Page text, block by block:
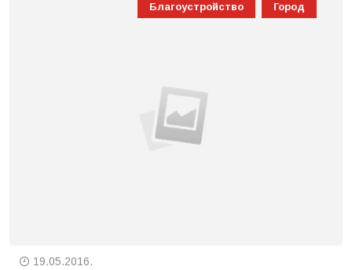
Благоустройство Город
19.05.2016.